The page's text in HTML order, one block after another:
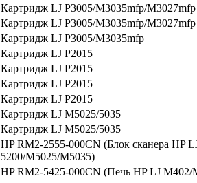
Картридж LJ P3005/M3035mfp/M3027mfp
Картридж LJ P3005/M3035mfp/M3027mfp
Картридж LJ P3005/M3035mfp
Картридж LJ P2015
Картридж LJ P2015
Картридж LJ P2015
Картридж LJ P2015
Картридж LJ M5025/5035
Картридж LJ M5025/5035
HP RM2-2555-000CN (Блок сканера HP
5200/M5025/M5035)
HP RM2-5425-000CN (Печь HP LJ M402/